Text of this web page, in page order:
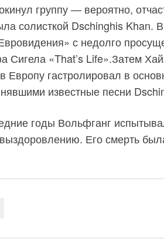
группу — вероятно,
солисткой Dschinghis
с недолго
Сигела «That’s Life».Затем
Европу гастролировал в
известные песни
годы Вольфганг
Его смерть